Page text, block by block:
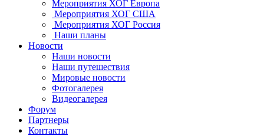
Мероприятия ХОГ Европа
Мероприятия ХОГ США
Мероприятия ХОГ Россия
Наши планы
Новости
Наши новости
Наши путешествия
Мировые новости
Фотогалерея
Видеогалерея
Форум
Партнеры
Контакты